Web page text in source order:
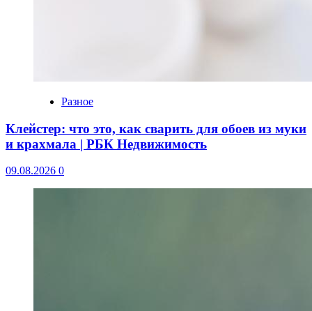
Разное
Клейстер: что это, как сварить для обоев из муки
и крахмала | РБК Недвижимость
09.08.2026 0